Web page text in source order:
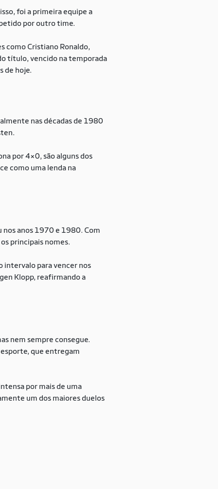
foi a primeira equipe a
por outro time.
como Cristiano Ronaldo,
título, vencido na temporada
de hoje.
nas décadas de 1980
por 4×0, são alguns dos
como uma lenda na
nos anos 1970 e 1980. Com
principais nomes.
intervalo para vencer nos
Klopp, reafirmando a
nem sempre consegue.
que entregam
por mais de uma
um dos maiores duelos